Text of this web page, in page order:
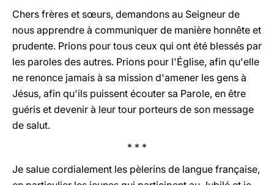
Chers frères et sœurs, demandons au Seigneur de
nous apprendre à communiquer de manière honnête et
prudente. Prions pour tous ceux qui ont été blessés par
les paroles des autres. Prions pour l'Église, afin qu'elle
ne renonce jamais à sa mission d'amener les gens à
Jésus, afin qu'ils puissent écouter sa Parole, en être
guéris et devenir à leur tour porteurs de son message
de salut.
* * *
Je salue cordialement les pèlerins de langue française,